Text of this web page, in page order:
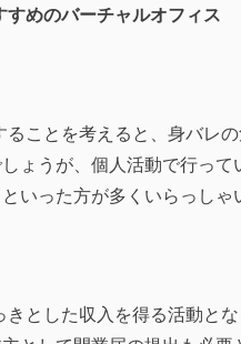
すめのバーチャルオフィス
ことを考えると、身バレ
ょうが、個人活動で行っ
いった方が多くいらっしゃ
きとした収入を得る活動と